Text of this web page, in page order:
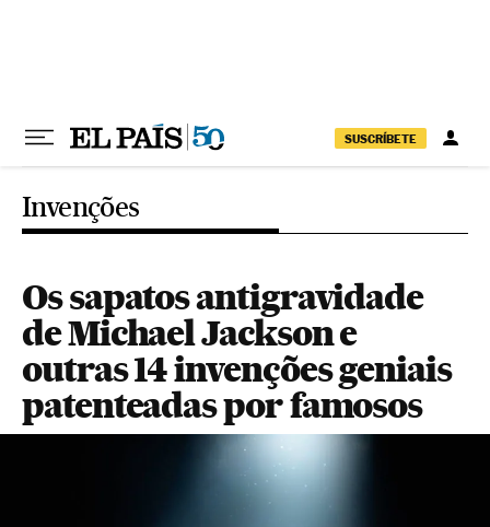
SUSCRÍBETE
Invenções
Os sapatos antigravidade
de Michael Jackson e
outras 14 invenções geniais
patenteadas por famosos